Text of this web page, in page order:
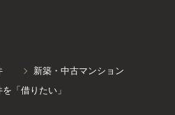
新築・中古マンション
「借りたい」